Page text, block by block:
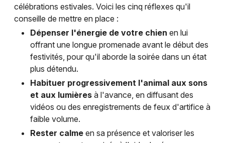
célébrations estivales. Voici les cinq réflexes qu'il
conseille de mettre en place :
Dépenser l'énergie de votre chien en lui
offrant une longue promenade avant le début des
festivités, pour qu'il aborde la soirée dans un état
plus détendu.
Habituer progressivement l'animal aux sons
et aux lumières à l'avance, en diffusant des
vidéos ou des enregistrements de feux d'artifice à
faible volume.
Rester calme en sa présence et valoriser les